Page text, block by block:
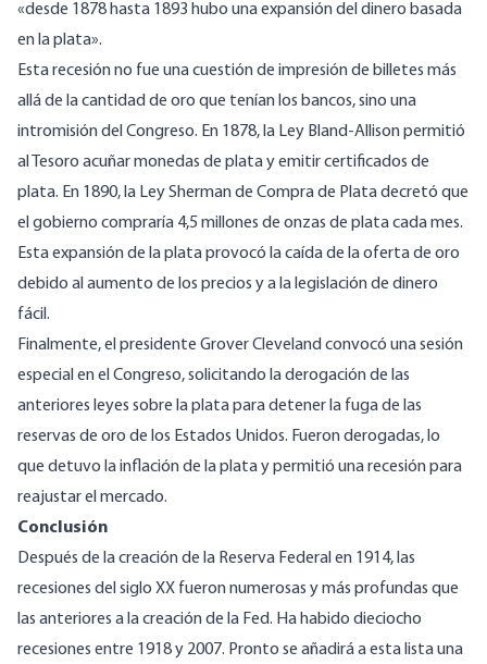
«desde 1878 hasta 1893 hubo una expansión del dinero basada
en la plata».
Esta recesión no fue una cuestión de impresión de billetes más
allá de la cantidad de oro que tenían los bancos, sino una
intromisión del Congreso. En 1878, la Ley Bland-Allison permitió
al Tesoro acuñar monedas de plata y emitir certificados de
plata. En 1890, la Ley Sherman de Compra de Plata decretó que
el gobierno compraría 4,5 millones de onzas de plata cada mes.
Esta expansión de la plata provocó la caída de la oferta de oro
debido al aumento de los precios y a la legislación de dinero
fácil.
Finalmente, el presidente Grover Cleveland convocó una sesión
especial en el Congreso, solicitando la derogación de las
anteriores leyes sobre la plata para detener la fuga de las
reservas de oro de los Estados Unidos. Fueron derogadas, lo
que detuvo la inflación de la plata y permitió una recesión para
reajustar el mercado.
Conclusión
Después de la creación de la Reserva Federal en 1914, las
recesiones del siglo XX fueron numerosas y más profundas que
las anteriores a la creación de la Fed. Ha habido dieciocho
recesiones entre 1918 y 2007. Pronto se añadirá a esta lista una